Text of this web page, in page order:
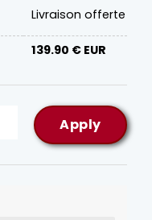
Livraison offerte
139.90 € EUR
Apply